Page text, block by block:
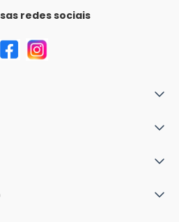
redes sociais